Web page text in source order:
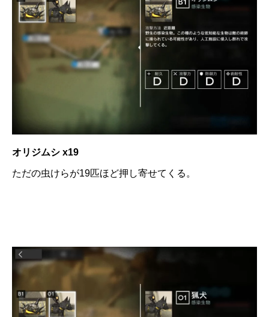
オリジムシ x19
ただの虫けらが19匹ほど押し寄せてくる。